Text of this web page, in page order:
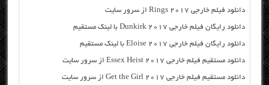
دانلود فیلم خارجی Rings 2017 از سرور سایت
دانلود رایگان فیلم خارجی Dunkirk 2017 با لینک مستقیم
دانلود رایگان فیلم خارجی Eloise 2017 با لینک مستقیم
دانلود مستقیم فیلم خارجی Essex Heist 2017 از سرور سایت
دانلود مستقیم فیلم خارجی Get the Girl 2017 از سرور سایت